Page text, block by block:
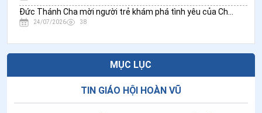
24/07/2026 38
MỤC LỤC
TIN GIÁO HỘI HOÀN VŨ